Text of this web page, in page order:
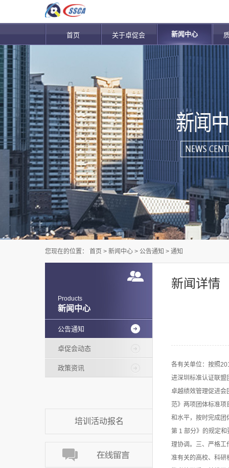
首页 关于卓促会 新闻中心
新闻中心
Products
公告通知
卓促会动态
政策资讯
培训活动报名
新闻详情
您现在的位置： 首页 > 新闻中心 > 公告通知 > 通知
各有关单位：按照
进深圳标准认证联盟
卓越绩效管理促进会
范》两项团体标准
和水平，按时完成团
第 1 部分》的规定
理协调。三、严格工
准有关的高校、科研